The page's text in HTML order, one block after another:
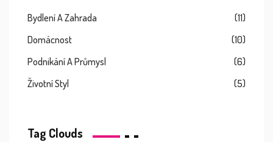
Bydlení A Zahrada
(11)
Domácnost
(10)
Podnikání A Průmysl
(6)
Životní Styl
(5)
Tag Clouds